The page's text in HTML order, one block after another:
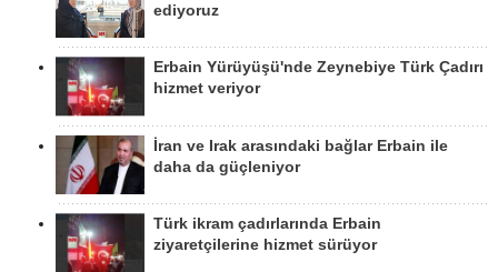
ediyoruz
Erbain Yürüyüşü'nde Zeynebiye Türk Çadırı
hizmet veriyor
İran ve Irak arasındaki bağlar Erbain ile
daha da güçleniyor
Türk ikram çadırlarında Erbain
ziyaretçilerine hizmet sürüyor